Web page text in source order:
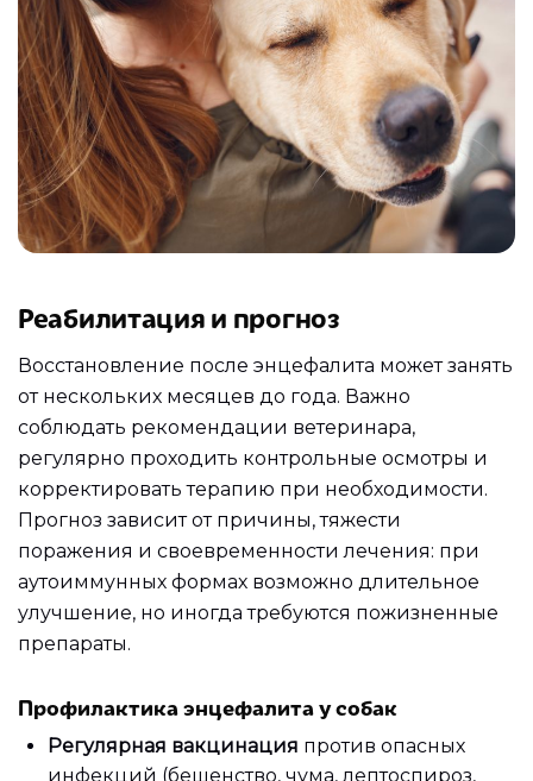
Реабилитация и прогноз
Восстановление после энцефалита может занять
от нескольких месяцев до года. Важно
соблюдать рекомендации ветеринара,
регулярно проходить контрольные осмотры и
корректировать терапию при необходимости.
Прогноз зависит от причины, тяжести
поражения и своевременности лечения: при
аутоиммунных формах возможно длительное
улучшение, но иногда требуются пожизненные
препараты.
Профилактика энцефалита у собак
Регулярная вакцинация против опасных
инфекций (бешенство, чума, лептоспироз,